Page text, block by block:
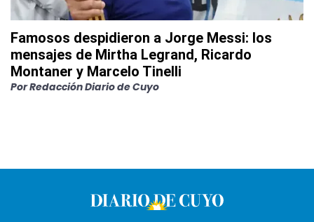
Famosos despidieron a Jorge Messi: los
mensajes de Mirtha Legrand, Ricardo
Montaner y Marcelo Tinelli
PorRedacción Diario de Cuyo